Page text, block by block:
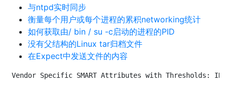
与ntpd实时同步
衡量每个用户或每个进程的累积networking统计
如何获取由/ bin / su -c启动的进程的PID
没有父结构的Linux tar归档文件
在Expect中发送文件的内容
Vendor Specific SMART Attributes with Thresholds: ID#